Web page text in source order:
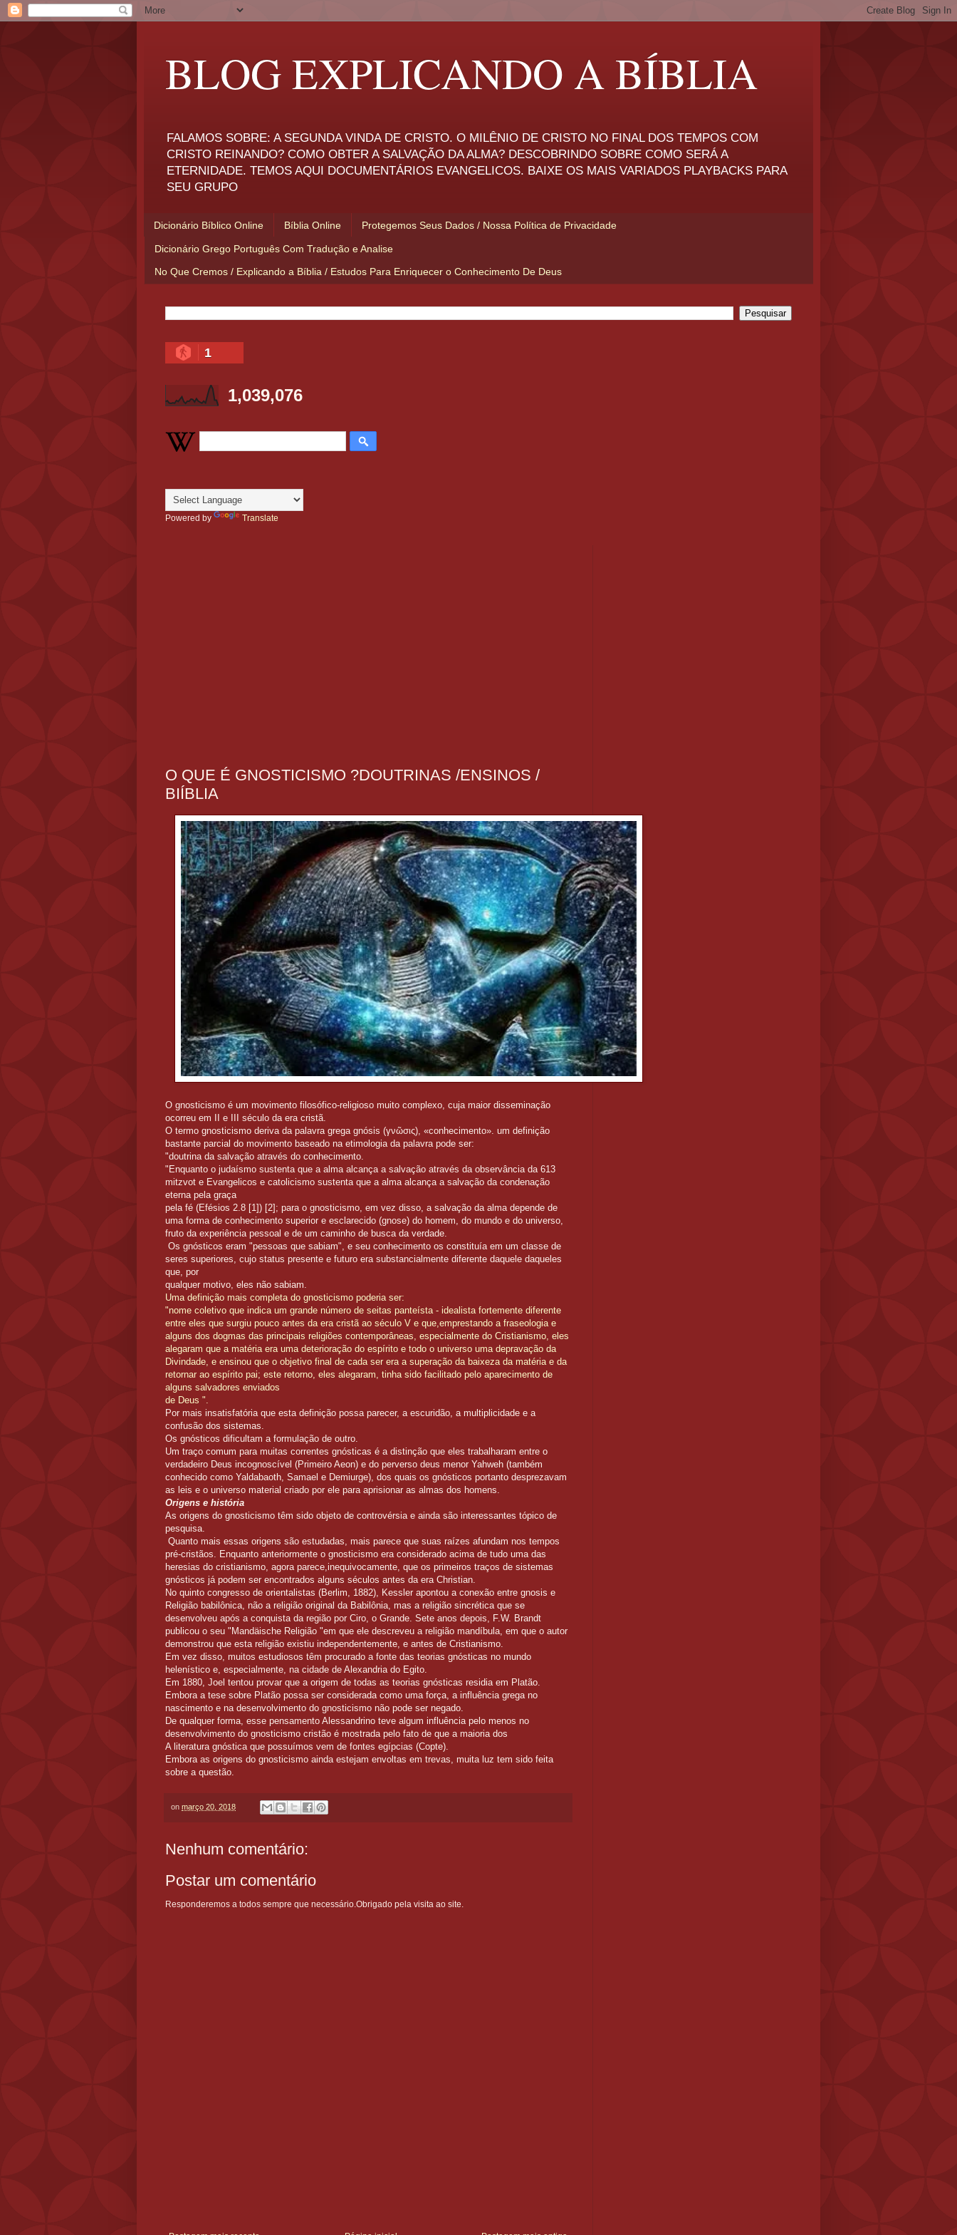
BLOG EXPLICANDO A BÍBLIA
FALAMOS SOBRE: A SEGUNDA VINDA DE CRISTO. O MILÊNIO DE CRISTO NO FINAL DOS TEMPOS COM
CRISTO REINANDO? COMO OBTER A SALVAÇÃO DA ALMA? DESCOBRINDO SOBRE COMO SERÁ A
ETERNIDADE. TEMOS AQUI DOCUMENTÁRIOS EVANGELICOS. BAIXE OS MAIS VARIADOS PLAYBACKS PARA
SEU GRUPO
Dicionário Bíblico Online Bíblia Online Protegemos Seus Dados / Nossa Política de Privacidade
Dicionário Grego Português Com Tradução e Analise
No Que Cremos / Explicando a Bíblia / Estudos Para Enriquecer o Conhecimento De Deus
1
1,039,076
Powered by Translate
O QUE É GNOSTICISMO ?DOUTRINAS /ENSINOS /
BIÍBLIA
O gnosticismo é um movimento filosófico-religioso muito complexo, cuja maior disseminação
ocorreu em II e III século da era cristã.
O termo gnosticismo deriva da palavra grega gnósis (γνῶσις), «conhecimento». um definição
bastante parcial do movimento baseado na etimologia da palavra pode ser:
"doutrina da salvação através do conhecimento.
"Enquanto o judaísmo sustenta que a alma alcança a salvação através da observância da 613
mitzvot e Evangelicos e catolicismo sustenta que a alma alcança a salvação da condenação
eterna pela graça
pela fé (Efésios 2.8 [1]) [2]; para o gnosticismo, em vez disso, a salvação da alma depende de
uma forma de conhecimento superior e esclarecido (gnose) do homem, do mundo e do universo,
fruto da experiência pessoal e de um caminho de busca da verdade.
Os gnósticos eram "pessoas que sabiam", e seu conhecimento os constituía em um classe de
seres superiores, cujo status presente e futuro era substancialmente diferente daquele daqueles
que, por
qualquer motivo, eles não sabiam.
Uma definição mais completa do gnosticismo poderia ser:
"nome coletivo que indica um grande número de seitas panteísta - idealista fortemente diferente
entre eles que surgiu pouco antes da era cristã ao século V e que,emprestando a fraseologia e
alguns dos dogmas das principais religiões contemporâneas, especialmente do Cristianismo, eles
alegaram que a matéria era uma deterioração do espírito e todo o universo uma depravação da
Divindade, e ensinou que o objetivo final de cada ser era a superação da baixeza da matéria e da
retornar ao espírito pai; este retorno, eles alegaram, tinha sido facilitado pelo aparecimento de
alguns salvadores enviados
de Deus ".
Por mais insatisfatória que esta definição possa parecer, a escuridão, a multiplicidade e a
confusão dos sistemas.
Os gnósticos dificultam a formulação de outro.
Um traço comum para muitas correntes gnósticas é a distinção que eles trabalharam entre o
verdadeiro Deus incognoscível (Primeiro Aeon) e do perverso deus menor Yahweh (também
conhecido como Yaldabaoth, Samael e Demiurge), dos quais os gnósticos portanto desprezavam
as leis e o universo material criado por ele para aprisionar as almas dos homens.
Origens e história
As origens do gnosticismo têm sido objeto de controvérsia e ainda são interessantes tópico de
pesquisa.
Quanto mais essas origens são estudadas, mais parece que suas raízes afundam nos tempos
pré-cristãos. Enquanto anteriormente o gnosticismo era considerado acima de tudo uma das
heresias do cristianismo, agora parece,inequivocamente, que os primeiros traços de sistemas
gnósticos já podem ser encontrados alguns séculos antes da era Christian.
No quinto congresso de orientalistas (Berlim, 1882), Kessler apontou a conexão entre gnosis e
Religião babilônica, não a religião original da Babilônia, mas a religião sincrética que se
desenvolveu após a conquista da região por Ciro, o Grande. Sete anos depois, F.W. Brandt
publicou o seu "Mandäische Religião "em que ele descreveu a religião mandíbula, em que o autor
demonstrou que esta religião existiu independentemente, e antes de Cristianismo.
Em vez disso, muitos estudiosos têm procurado a fonte das teorias gnósticas no mundo
helenístico e, especialmente, na cidade de Alexandria do Egito.
Em 1880, Joel tentou provar que a origem de todas as teorias gnósticas residia em Platão.
Embora a tese sobre Platão possa ser considerada como uma força, a influência grega no
nascimento e na desenvolvimento do gnosticismo não pode ser negado.
De qualquer forma, esse pensamento Alessandrino teve algum influência pelo menos no
desenvolvimento do gnosticismo cristão é mostrada pelo fato de que a maioria dos
A literatura gnóstica que possuímos vem de fontes egípcias (Copte).
Embora as origens do gnosticismo ainda estejam envoltas em trevas, muita luz tem sido feita
sobre a questão.
on março 20, 2018
Nenhum comentário:
Postar um comentário
Responderemos a todos sempre que necessário.Obrigado pela visita ao site.